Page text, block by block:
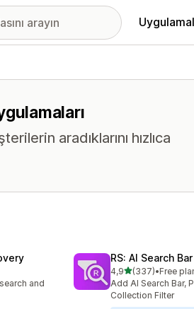
aradıklarını hızlıca
and
RS: AI Search
4,95 yıldız
(337)
toplam 337•Free
Add AI Search Bar,
Collection Filter